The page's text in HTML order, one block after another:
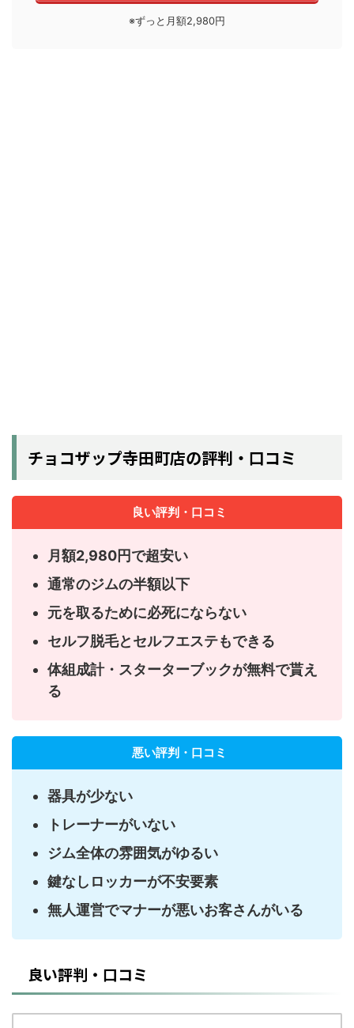
※ずっと月額2,980円
チョコザップ寺田町店の評判・口コミ
良い評判・口コミ
月額2,980円で超安い
通常のジムの半額以下
元を取るために必死にならない
セルフ脱毛とセルフエステもできる
体組成計・スターターブックが無料で貰え
る
悪い評判・口コミ
器具が少ない
トレーナーがいない
ジム全体の雰囲気がゆるい
鍵なしロッカーが不安要素
無人運営でマナーが悪いお客さんがいる
良い評判・口コミ